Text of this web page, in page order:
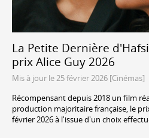
La Petite Dernière
prix Alice Guy 2026
Mis à jour le 25 février 2026 [Cinémas]
Récompensant depuis 2018 un film
production majoritaire française, le
février 2026 à l'issue d'un choix